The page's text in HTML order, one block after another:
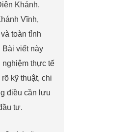
Khánh,
Vĩnh,
toàn tỉnh
Bài viết này
nghiệm thực tế
kỹ thuật, chi
điều cần lưu
tư.